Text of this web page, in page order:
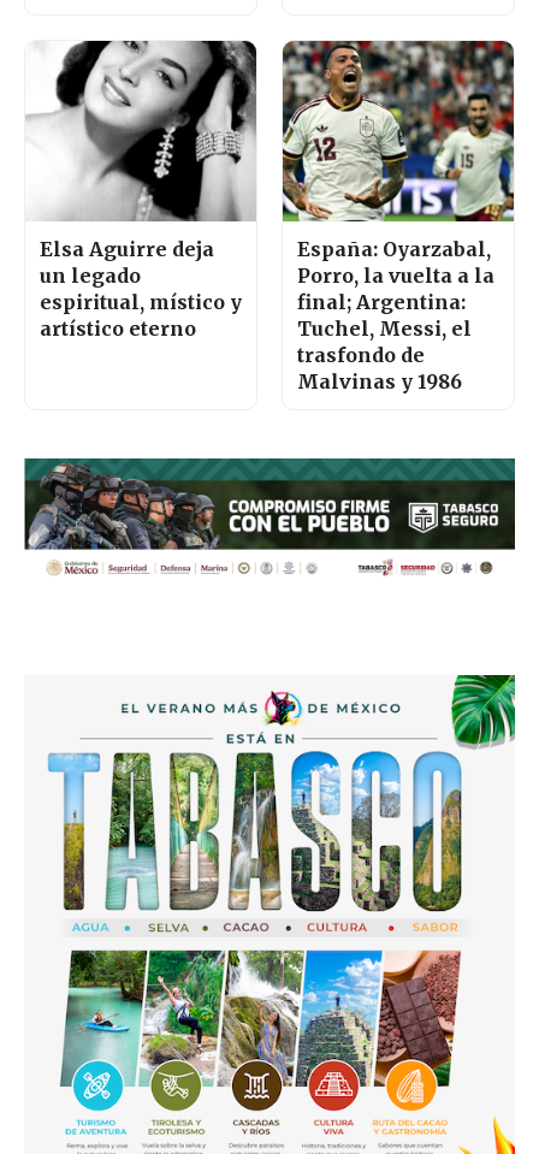
Elsa Aguirre deja
un legado
espiritual, místico y
artístico eterno
España: Oyarzabal,
Porro, la vuelta a la
final; Argentina:
Tuchel, Messi, el
trasfondo de
Malvinas y 1986